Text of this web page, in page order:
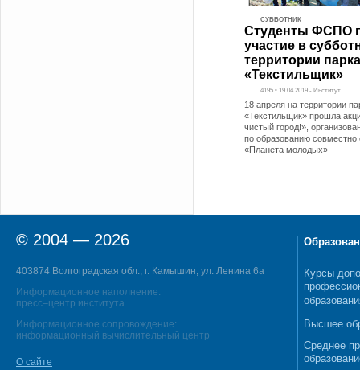
СУББОТНИК
Студенты ФСПО
участие в
территории парка
«Текстильщик»
4195 • 19.04.2019 - Институт
18 апреля на территории
«Текстильщик» прошла
чистый город!»,
по образованию совместно
«Планета молодых»
© 2004 — 2026
403874 Волгоградская обл., г. Камышин, ул. Ленина 6а
Информационное наполнение:
пресс–центр института
Информационное сопровождение:
информационный вычислительный центр
О сайте
Курсы
Высшее
Среднее